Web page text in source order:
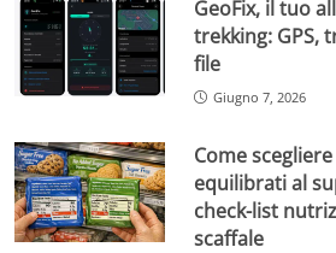
GeoFix, il tuo
trekking: GPS,
file
Giugno 7, 2026
Come
equilibrati al
check-list
scaffale